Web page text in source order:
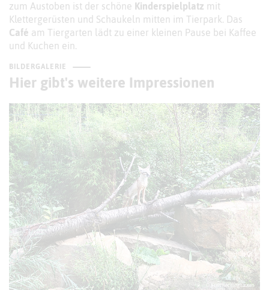
zum Austoben ist der schöne Kinderspielplatz mit
Klettergerüsten und Schaukeln mitten im Tierpark. Das
Café am Tiergarten lädt zu einer kleinen Pause bei Kaffee
und Kuchen ein.
BILDERGALERIE
Hier gibt's weitere Impressionen
© Kreis Recklinghausen